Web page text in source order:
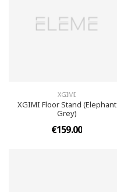
XGIMI
XGIMI Floor Stand (Elephant
Grey)
€159.00